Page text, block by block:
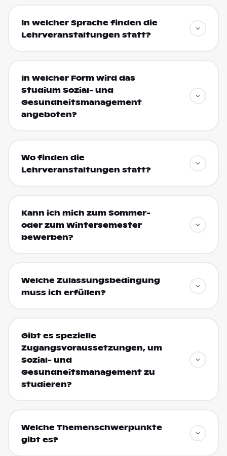
In welcher Sprache finden die
Lehrveranstaltungen statt?
In welcher Form wird das
Studium Sozial- und
Gesundheitsmanagement
angeboten?
Wo finden die
Lehrveranstaltungen statt?
Kann ich mich zum Sommer-
oder zum Wintersemester
bewerben?
Welche Zulassungsbedingung
muss ich erfüllen?
Gibt es spezielle
Zugangsvoraussetzungen, um
Sozial- und
Gesundheitsmanagement zu
studieren?
Welche Themenschwerpunkte
gibt es?